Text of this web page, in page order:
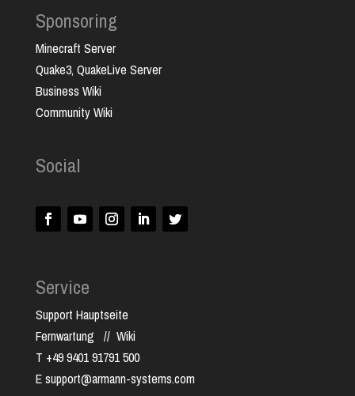
Sponsoring
Minecraft Server
Quake3, QuakeLive Server
Business Wiki
Community Wiki
Social
Service
Support Hauptseite
Fernwartung // Wiki
T +49 9401 91791 500
E support@armann-systems.com